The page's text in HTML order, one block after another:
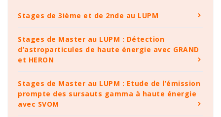
Stages de 3ième et de 2nde au LUPM
Stages de Master au LUPM : Détection
d’astroparticules de haute énergie avec GRAND
et HERON
Stages de Master au LUPM : Etude de l’émission
prompte des sursauts gamma à haute énergie
avec SVOM